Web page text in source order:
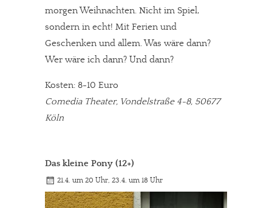
meinesuedstadt.de finanziert sich durch Partnerprofile und
Werbung. Beide Einnahmequellen sind in den letzten Monaten
stark zurückgegangen.
morgen Weihnachten. Nicht im Spiel,
sondern in echt! Mit Ferien und
Geschenken und allem. Was wäre dann?
Wer wäre ich dann? Und dann?
Kosten: 8-10 Euro
Comedia Theater, Vondelstraße 4-8, 50677
Köln
Das kleine Pony (12+)
21.4. um 20 Uhr, 23.4. um 18 Uhr